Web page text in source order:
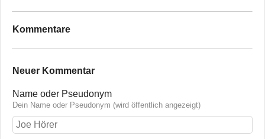
Kommentare
Neuer Kommentar
Name oder Pseudonym
Dein Name oder Pseudonym (wird öffentlich angezeigt)